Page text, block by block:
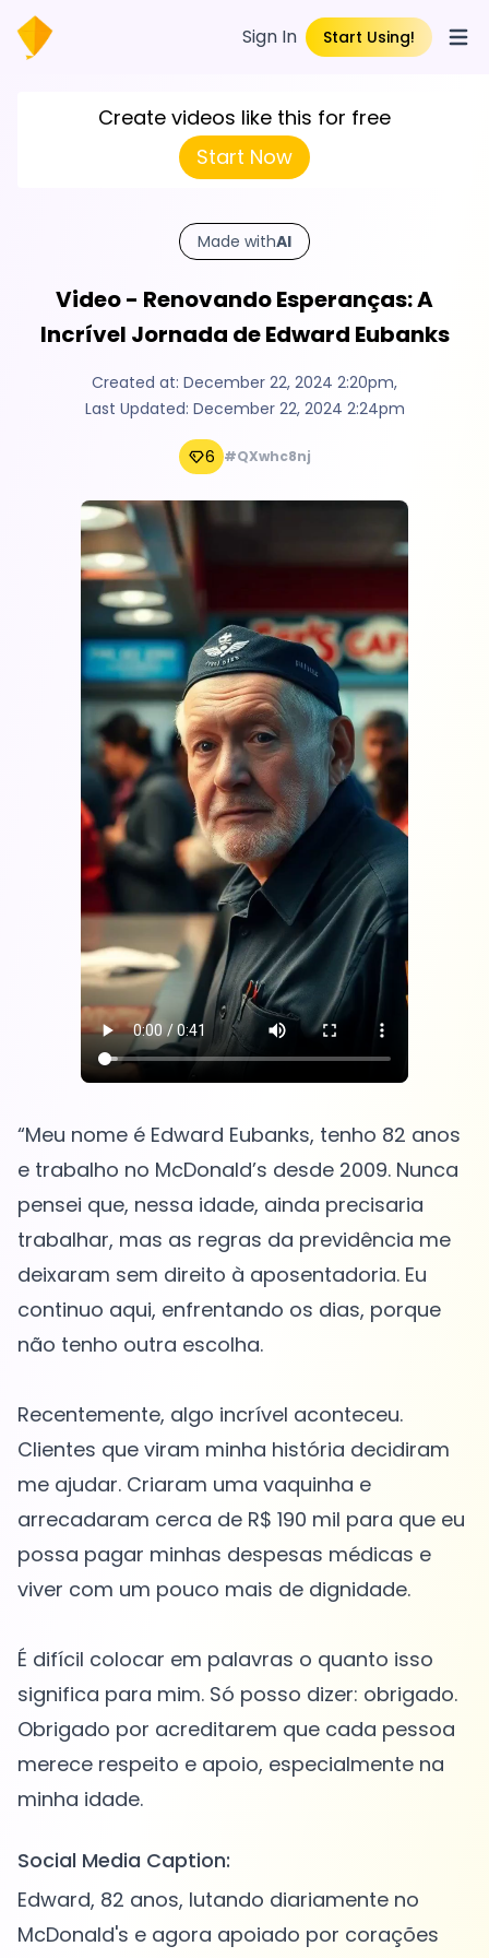
Sign In Start Using!
Create videos like this for free
Start Now
Made withAI
Video - Renovando Esperanças: A
Incrível Jornada de Edward Eubanks
Created at: December 22, 2024 2:20pm,
Last Updated: December 22, 2024 2:24pm
6 #QXwhc8nj
“Meu nome é Edward Eubanks, tenho 82 anos
e trabalho no McDonald’s desde 2009. Nunca
pensei que, nessa idade, ainda precisaria
trabalhar, mas as regras da previdência me
deixaram sem direito à aposentadoria. Eu
continuo aqui, enfrentando os dias, porque
não tenho outra escolha.
Recentemente, algo incrível aconteceu.
Clientes que viram minha história decidiram
me ajudar. Criaram uma vaquinha e
arrecadaram cerca de R$ 190 mil para que eu
possa pagar minhas despesas médicas e
viver com um pouco mais de dignidade.
É difícil colocar em palavras o quanto isso
significa para mim. Só posso dizer: obrigado.
Obrigado por acreditarem que cada pessoa
merece respeito e apoio, especialmente na
Social Media Caption:
Edward, 82 anos, lutando diariamente no
McDonald's e agora apoiado por corações